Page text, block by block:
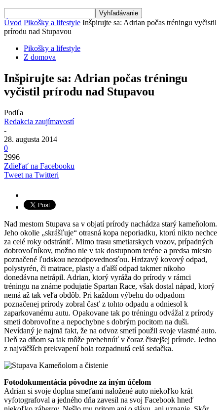
Úvod Pikošky a lifestyle Inšpirujte sa: Adrian počas tréningu vyčistil
prírodu nad Stupavou
Pikošky a lifestyle
Z domova
Inšpirujte sa: Adrian počas tréningu
vyčistil prírodu nad Stupavou
Podľa
Redakcia zaujímavostí
-
28. augusta 2014
0
2996
Zdieľať na Facebooku
Tweet na Twitteri
Nad mestom Stupava sa v objatí prírody nachádza starý kameňolom.
Jeho okolie „skrášľuje“ otrasná kopa neporiadku, ktorú nikto nechce
za celé roky odstrániť. Mimo trasu smetiarskych vozov, prípadných
dobrovoľníkov, možno nie v tak dostupnom teréne a predsa miesto
poznačené ľudskou nezodpovednosťou. Hrdzavý kovový odpad,
polystyrén, či matrace, plasty a ďalší odpad takmer nikoho
donedávna netrápil. Adrian, ktorý vyráža do prírody v rámci
tréningu na známe podujatie Spartan Race, však dostal nápad, ktorý
nemá až tak veľa obdôb. Pri každom výbehu do odpadom
poznačenej prírody zobral časť z tohto odpadu a odniesol k
zaparkovanému autu. Opakovane tak po tréningu odvážal z prírody
smeti dobrovoľne a nepochybne s dobrým pocitom na duši.
Nevídaný je najmä fakt, že na odvoz smetí použil svoje vlastné auto.
Deň za dňom sa tak môže prebehnúť v čoraz čistejšej prírode. Jedno
z najväčších prekvapení bola rozpadnutá celá sedačka.
Fotodokumentácia pôvodne za iným účelom
Adrian si svoje doplna smeťami naložené auto niekoľko krát
vyfotografoval a jedného dňa zavesil na svoj Facebook hneď